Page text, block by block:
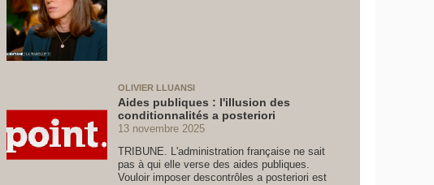
OLIVIER LLUANSI
Aides publiques : l'illusion des
conditionnalités a posteriori
13 novembre 2025
TRIBUNE. L'administration française ne sait
pas à qui elle verse des aides publiques.
Vouloir imposer descontrôles a posteriori est